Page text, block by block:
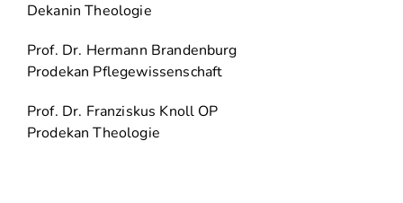
Dekanin Theologie
Prof. Dr. Hermann Brandenburg
Prodekan Pflegewissenschaft
Prof. Dr. Franziskus Knoll OP
Prodekan Theologie